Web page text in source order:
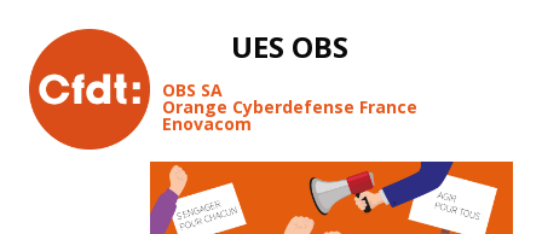
UES OBS
OBS SA
Orange Cyberdefense France
Enovacom